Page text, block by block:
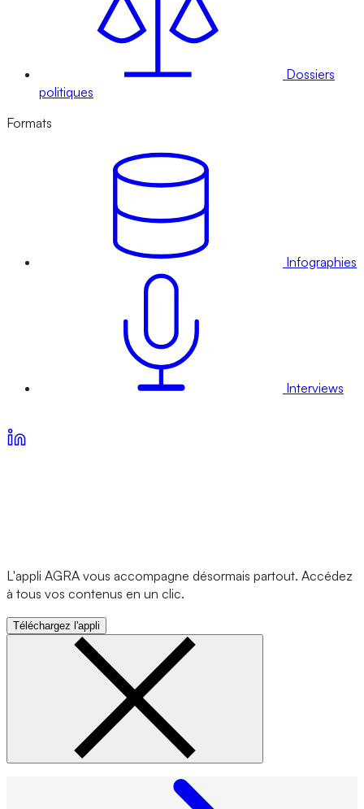
Dossiers
politiques
Formats
Infographies
Interviews
L'appli AGRA vous accompagne désormais partout. Accédez
à tous vos contenus en un clic.
Téléchargez l'appli